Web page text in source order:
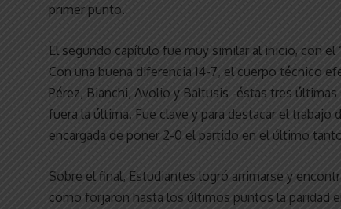
primer punto.
El segundo capítulo fue muy similar al inicio, con
Con una buena diferencia 14-7, el cuerpo técnico
Pérez, Bianchi, Avolio y Baltusis -éstas tres
fuera la última. Fue clave y para destacar el trabajo
encargada de poner 2-0 el partido en el último
Sobre el final, Estudiantes logró arrimarse y
como forjaron hasta los últimos puntos la paridad